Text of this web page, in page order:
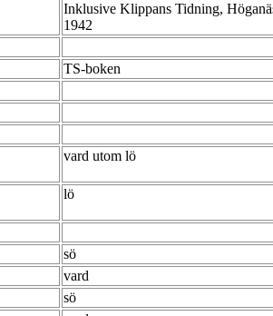
Inklusive Klippans Tidning,
1942
TS-boken
vard utom lö
lö
sö
vard
sö